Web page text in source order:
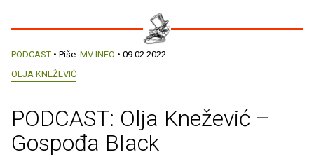
PODCAST • Piše: MV INFO • 09.02.2022.
OLJA KNEŽEVIĆ
PODCAST: Olja Knežević –
Gospođa Black